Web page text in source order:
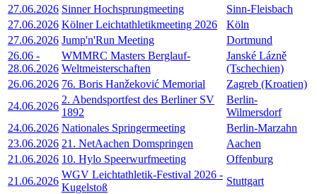
27.06.2026 Sinner Hochsprungmeeting
Sinn-Fleisbach
27.06.2026 Kölner Leichtathletikmeeting 2026
Köln
27.06.2026 Jump'n'Run Meeting
Dortmund
26.06 -
28.06.2026
WMMRC Masters Berglauf-
Weltmeisterschaften
Janské Lázně
(Tschechien)
26.06.2026 76. Boris Hanžeković Memorial
Zagreb (Kroatien)
24.06.2026
2. Abendsportfest des Berliner SV
1892
Berlin-
Wilmersdorf
24.06.2026 Nationales Springermeeting
Berlin-Marzahn
23.06.2026 21. NetAachen Domspringen
Aachen
21.06.2026 10. Hylo Speerwurfmeeting
Offenburg
21.06.2026
WGV Leichtathletik-Festival 2026 -
Kugelstoß
Stuttgart